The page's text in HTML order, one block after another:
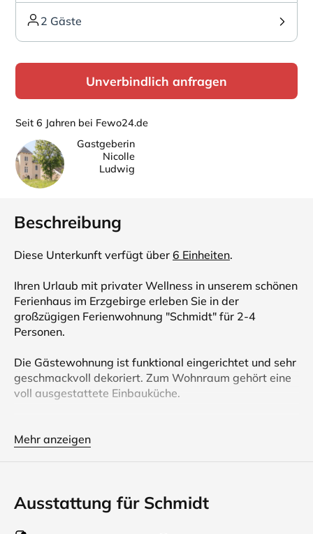
2 Gäste
Unverbindlich anfragen
Seit 6 Jahren bei Fewo24.de
Gastgeberin
Nicolle
Ludwig
Beschreibung
Diese Unterkunft verfügt über 6 Einheiten.
Ihren Urlaub mit privater Wellness in unserem schönen
Ferienhaus im Erzgebirge erleben Sie in der
großzügigen Ferienwohnung "Schmidt" für 2-4
Personen.
Die Gästewohnung ist funktional eingerichtet und sehr
geschmackvoll dekoriert. Zum Wohnraum gehört eine
voll ausgestattete Einbauküche.
Einbaumöbeln sehr hell und ansprechend gestaltet. Zu
Ihren ganz persönlichen und ungestörten Wellness
Genuss erleben Sie in unserer für 6 Personen
ausgelegten finnischen Sauna im Zentrum des
Mehr anzeigen
Ausstattung für Schmidt